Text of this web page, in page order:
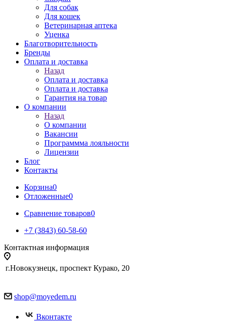
Для собак
Для кошек
Ветеринарная аптека
Уценка
Благотворительность
Бренды
Оплата и доставка
Назад
Оплата и доставка
Оплата и доставка
Гарантия на товар
О компании
Назад
О компании
Вакансии
Программма лояльности
Лицензии
Блог
Контакты
Корзина0
Отложенные0
Сравнение товаров0
+7 (3843) 60-58-60
Контактная информация
г.Новокузнецк, проспект Курако, 20
shop@moyedem.ru
Вконтакте